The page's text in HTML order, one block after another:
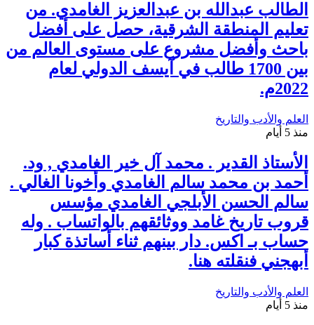
الطالب عبدالله بن عبدالعزيز الغامدي. من
تعليم المنطقة الشرقية، حصل على أفضل
باحث وأفضل مشروع على مستوى العالم من
بين 1700 طالب في آيسف الدولي لعام
2022م.
العلم والأدب والتاريخ
منذ 5 أيام
الأستاذ القدير . محمد آل خير الغامدي , ود.
أحمد بن محمد سالم الغامدي وأخونا الغالي .
سالم الحسن الأبلجي الغامدي مؤسس
قروب تاريخ غامد ووثائقهم بالواتساب . وله
حساب بـ اكس. دار بينهم ثناء أساتذة كبار
أبهجني فنقلته هنا.
العلم والأدب والتاريخ
منذ 5 أيام